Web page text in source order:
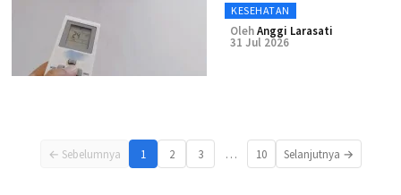
KESEHATAN
OlehAnggi Larasati
31 Jul 2026
← Sebelumnya 1 2 3 … 10 Selanjutnya →